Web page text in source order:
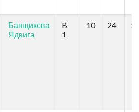
Банщикова
Ядвига
B
1
10 24